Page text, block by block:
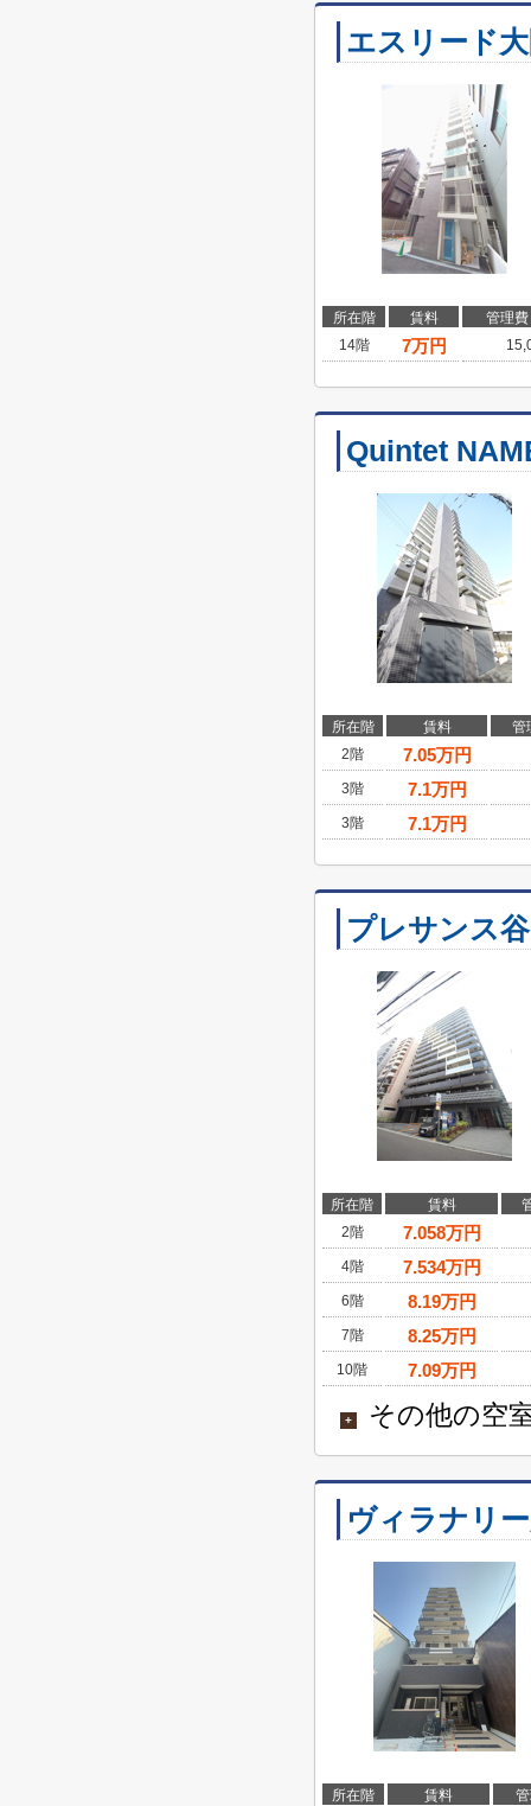
エスリード
所在階 賃料
管理
14階
7万円
Quintet
所在階 賃料
管
2階
7.05万円
3階 7.1万円
3階 7.1万円
プレサンス
所在階 賃料
2階
7.058万円
4階 7.534万円
6階 8.19万円
7階 8.25万円
10階 7.09万円
+ その他の空
ヴィラナリ
所在階 賃料